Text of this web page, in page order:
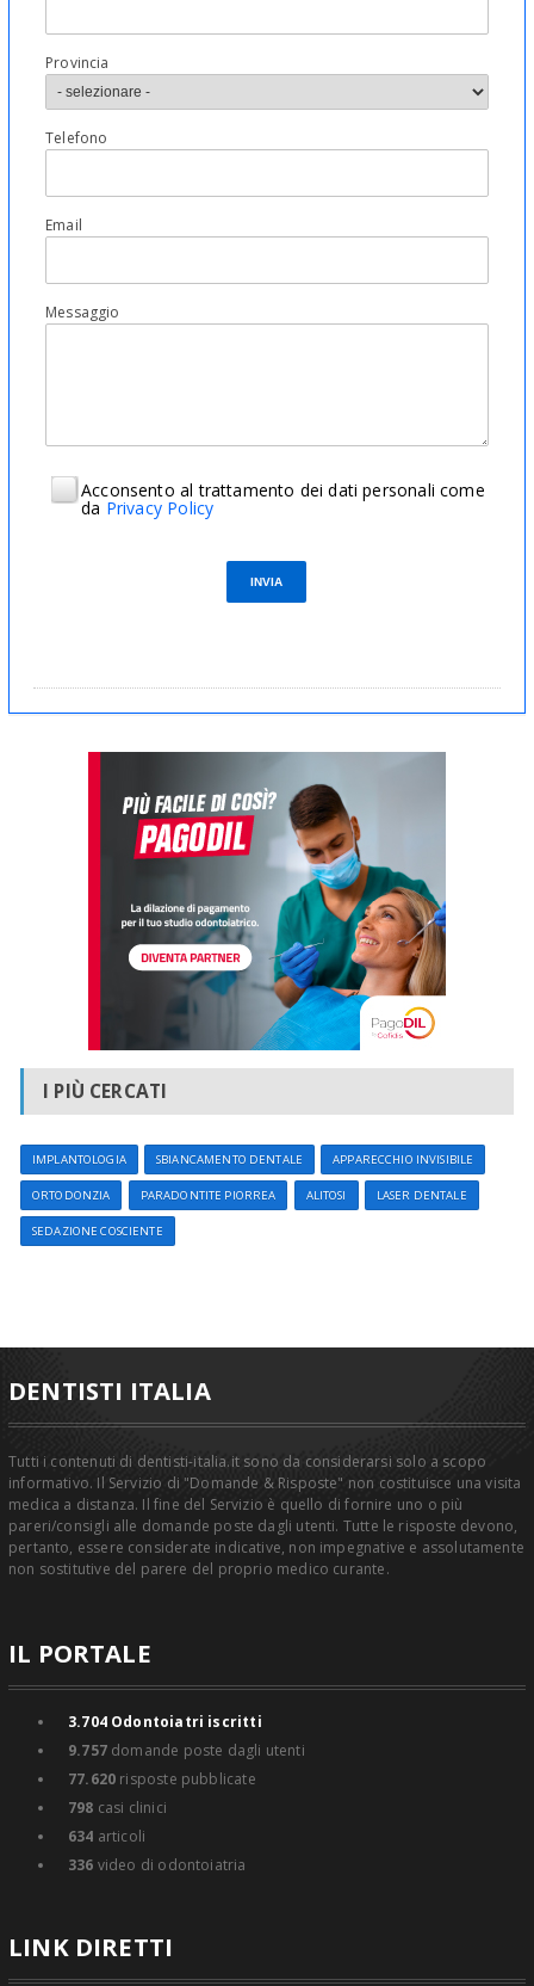
Provincia
Telefono
Email
Messaggio
Acconsento al trattamento dei dati personali come
da Privacy Policy
I PIÙ CERCATI
IMPLANTOLOGIA SBIANCAMENTO DENTALE APPARECCHIO INVISIBILE
ORTODONZIA PARADONTITE PIORREA ALITOSI LASER DENTALE
SEDAZIONE COSCIENTE
DENTISTI ITALIA
Tutti i contenuti di dentisti-italia.it sono da considerarsi solo a scopo
informativo. Il Servizio di "Domande & Risposte" non costituisce una visita
medica a distanza. Il fine del Servizio è quello di fornire uno o più
pareri/consigli alle domande poste dagli utenti. Tutte le risposte devono,
pertanto, essere considerate indicative, non impegnative e assolutamente
non sostitutive del parere del proprio medico curante.
IL PORTALE
3.704Odontoiatri iscritti
9.757domande poste dagli utenti
77.620 risposte pubblicate
798 casi clinici
634 articoli
336 video di odontoiatria
LINK DIRETTI